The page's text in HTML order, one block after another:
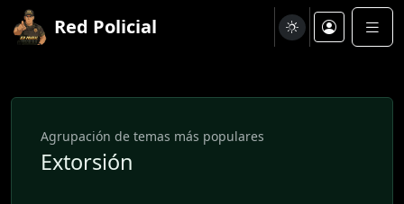
Red Policial
Agrupación de temas más populares
Extorsión